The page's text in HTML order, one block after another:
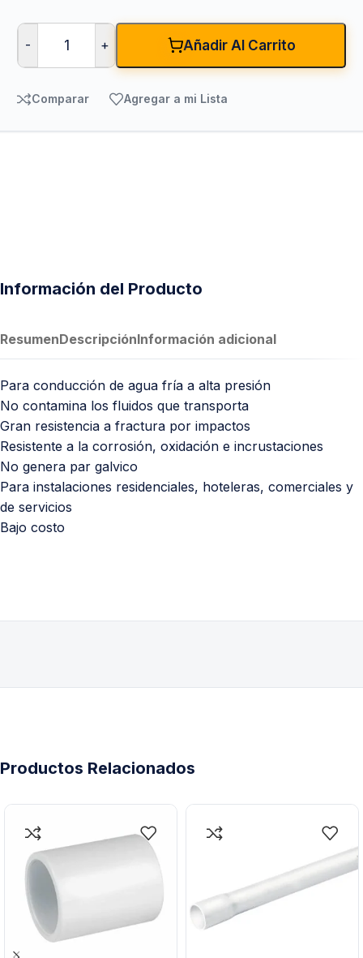
- + Añadir Al Carrito
Comparar Agregar a mi Lista
Información del Producto
ResumenDescripciónInformación adicional
Para conducción de agua fría a alta presión
No contamina los fluidos que transporta
Gran resistencia a fractura por impactos
Resistente a la corrosión, oxidación e incrustaciones
No genera par galvico
Para instalaciones residenciales, hoteleras, comerciales y
de servicios
Bajo costo
Productos Relacionados